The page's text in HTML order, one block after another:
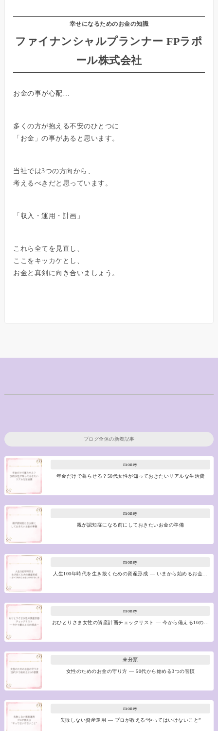
幸せになるためのお金の知識
ファイナンシャルプランナー FPラポ
ール株式会社
お金の事が心配…
多くの方が抱える不安のひとつに
「お金」の事があると思います。
当社では3つの方向から、
考えるべきだと思っています。
「収入・運用・計画」
これら全てを見直し、
ここをキッカケとし、
お金と真剣に向き合いましょう。
ブログ全体の新着記事
money
年金だけで暮らせる？50代女性が知っておきたいリアルな生活費
money
親が認知症になる前にしておきたいお金の準備
money
人生100年時代を生き抜くための資産形成 ― いまから始めるお金…
money
おひとりさま女性の資産計画チェックリスト ― 今から備える10の…
未分類
女性のためのお金の守り方 ― 50代から始める3つの習慣
money
失敗しない資産運用 ― プロが教える“やってはいけないこと”